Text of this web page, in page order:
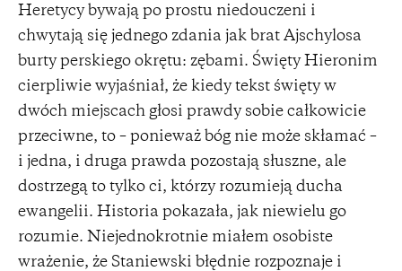
Heretycy bywają po prostu niedouczeni i
chwytają się jednego zdania jak brat Ajschylosa
burty perskiego okrętu: zębami. Święty Hieronim
cierpliwie wyjaśniał, że kiedy tekst święty w
dwóch miejscach głosi prawdy sobie całkowicie
przeciwne, to – ponieważ bóg nie może skłamać –
i jedna, i druga prawda pozostają słuszne, ale
dostrzegą to tylko ci, którzy rozumieją ducha
ewangelii. Historia pokazała, jak niewielu go
rozumie. Niejednokrotnie miałem osobiste
wrażenie, że Staniewski błędnie rozpoznaje i